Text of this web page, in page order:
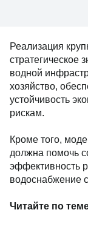
Реализация
стратегическое
водной
хозяйство,
устойчивость
рискам.
Кроме того,
должна помочь
эффективность
водоснабжение
Читайте по